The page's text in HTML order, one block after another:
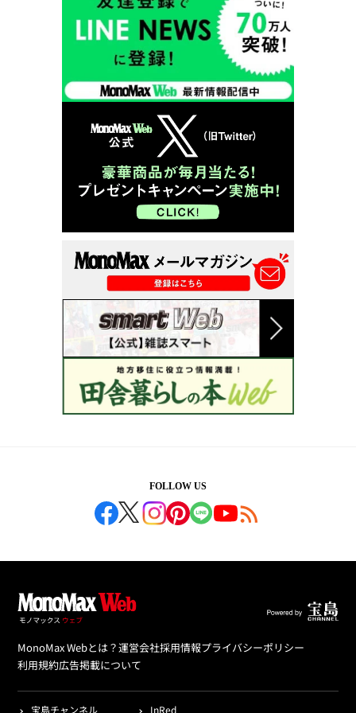
FOLLOW US
MonoMax Webとは？運営会社採用情報プライバシーポリシー
利用規約広告掲載について
宝島チャンネル InRed